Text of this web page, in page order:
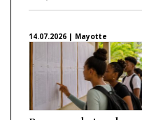
14.07.2026 | Mayotte